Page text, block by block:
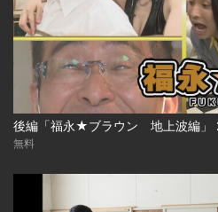
後編「福永★ブラウン 地上波編」
無料